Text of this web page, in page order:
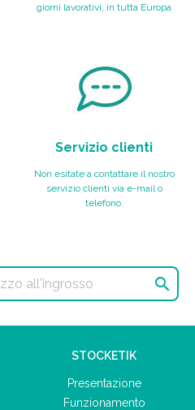
giorni lavorativi, in tutta Europa
Servizio clienti
Non esitate a contattare il nostro
servizio clienti via e-mail o
telefono.

STOCKETIK
Presentazione
Funzionamento